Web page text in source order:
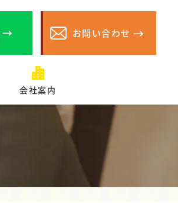
お問い合わせ
会社案内